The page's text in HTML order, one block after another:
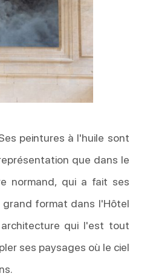
peintures à l'huile sont
que dans le
normand, qui a fait ses
grand format dans l'Hôtel
qui l'est tout
ses paysages où le ciel